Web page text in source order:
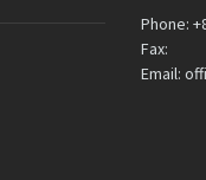
Phone:
Fax:
Email: